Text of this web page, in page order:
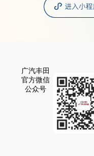
广汽丰田
官方微信
公众号